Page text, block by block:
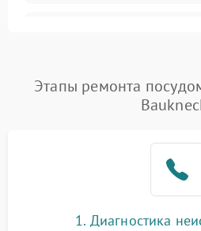
Проблемы с набором
воды
1800
1700 ₽
циркуляционным насосом
2100
Этапы ремонта
1. Диагностика